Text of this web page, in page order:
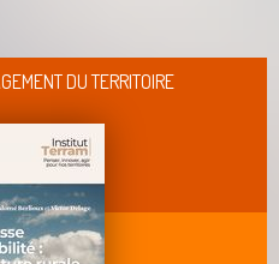
DU TERRITOIRE